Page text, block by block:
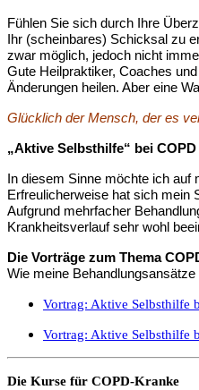
Fühlen Sie sich durch Ihre
Ihr (scheinbares) Schicksal zu
zwar möglich, jedoch nicht
Gute Heilpraktiker, Coaches
Änderungen heilen. Aber eine
Glücklich der Mensch, der es
„Aktive Selbsthilfe“ bei
In diesem Sinne möchte ich
Erfreulicherweise hat sich mein
Aufgrund mehrfacher
Krankheitsverlauf sehr wohl
Die Vorträge zum Thema
Wie meine
Vortrag: Aktive Selbsthilfe
Vortrag: Aktive Selbsthilfe
Die Kurse für COPD-Kranke